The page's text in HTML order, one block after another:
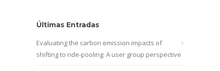
Últimas Entradas
Evaluating the carbon emission impacts of
shifting to ride-pooling: A user group perspective